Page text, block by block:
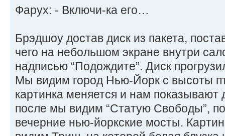
Фарух: - Включи-ка его…
Брэдшоу достав диск из пакета,
чего на небольшом экране внутри
надписью “Подождите”. Диск
Мы видим город Нью-Йорк с высоты
картинка меняется и нам показывают
после мы видим “Статую Свободы”,
вечерние нью-йоркские мосты.